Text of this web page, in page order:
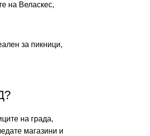
на Веласкес,
за пикници,
на града,
магазини и